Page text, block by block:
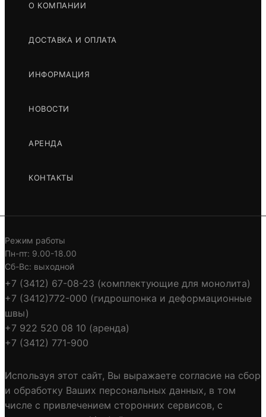
СТОЙКИ НА ПЕСЧАНЫЕ ГРУНТЫ
ПОДРОБНЕЕ
ЗВЕЗДОЧКА
О КОМПАНИИ
ДОСТАВКА И ОПЛАТА
ИНФОРМАЦИЯ
НОВОСТИ
АРЕНДА
КОНТАКТЫ
Режим работы
Пн-пт: 9.00-18.00
Сб-Вс: выходной
+7 (3412) 67-08-23 (комплектующие для монолита)
+7 (3412)772-000 (гидрошпонка и деформационные
швы)
+7 922 520 08 10 (аренда)
+7 (3412) 771-900
Используя этот сайт, Вы выражаете согласие на сбор
и обработку Ваших персональных данных, в том
числе с привлечением сторонних сервисов, с